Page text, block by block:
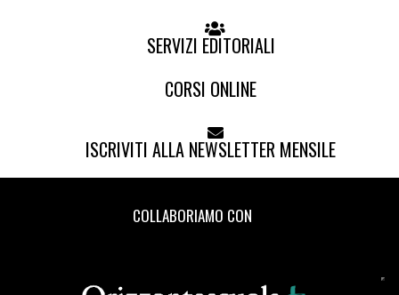
SERVIZI EDITORIALI
CORSI ONLINE
ISCRIVITI ALLA NEWSLETTER MENSILE
COLLABORIAMO CON